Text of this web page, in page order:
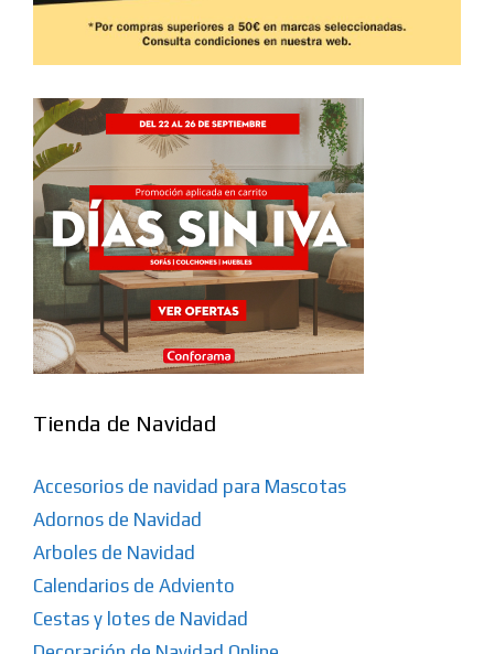
Tienda de Navidad
Accesorios de navidad para Mascotas
Adornos de Navidad
Arboles de Navidad
Calendarios de Adviento
Cestas y lotes de Navidad